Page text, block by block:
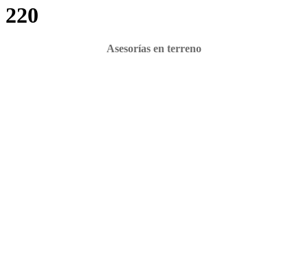
220
Asesorías en terreno